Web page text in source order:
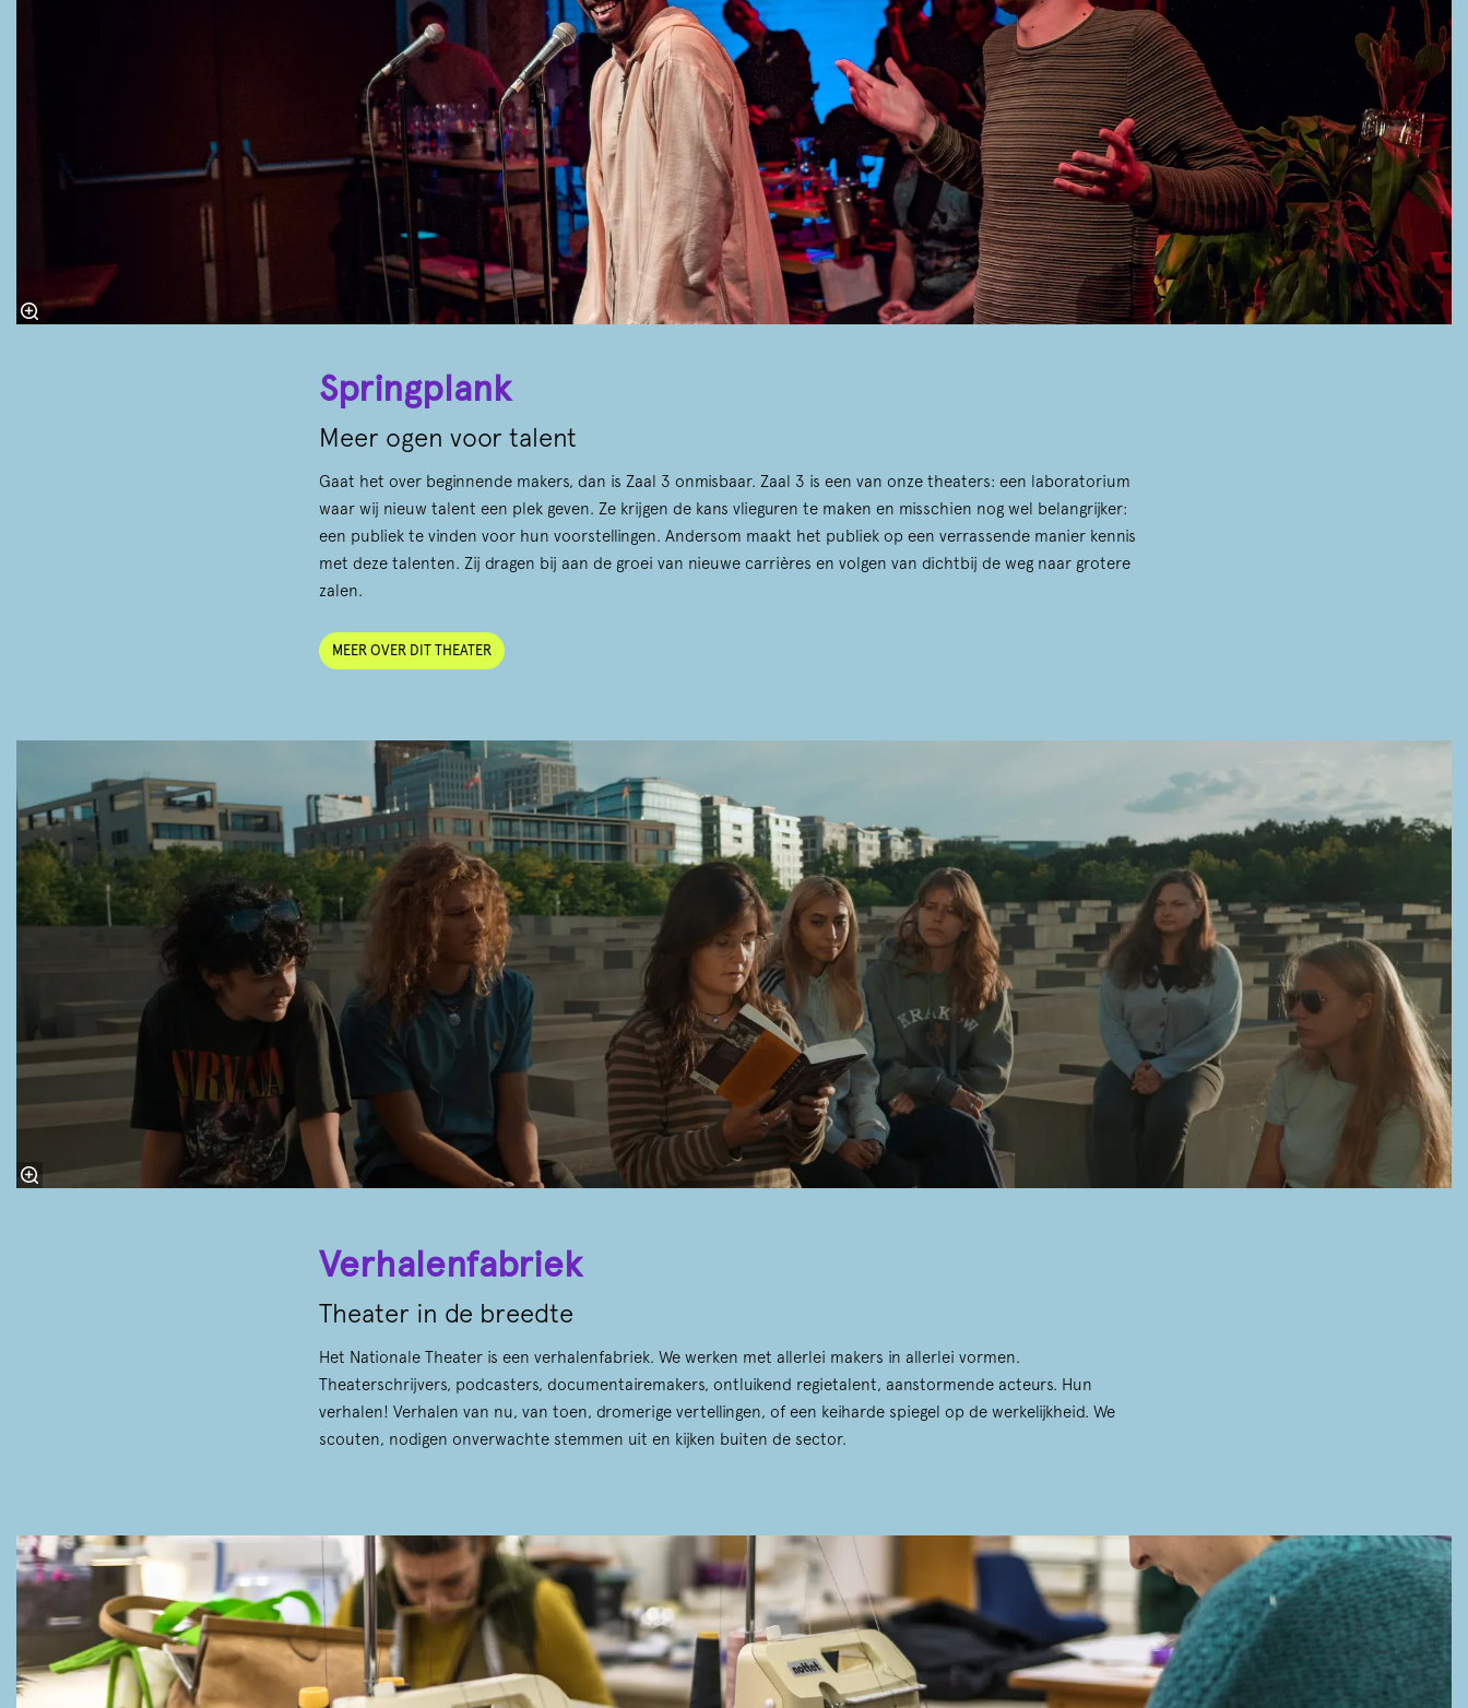
Springplank
Meer ogen voor talent
Gaat het over beginnende makers, dan is Zaal 3 onmisbaar. Zaal 3 is een van onze theaters: een laboratorium
waar wij nieuw talent een plek geven. Ze krijgen de kans vlieguren te maken en misschien nog wel belangrijker:
een publiek te vinden voor hun voorstellingen. Andersom maakt het publiek op een verrassende manier kennis
met deze talenten. Zij dragen bij aan de groei van nieuwe carrières en volgen van dichtbij de weg naar grotere
zalen.
MEER OVER DIT THEATER
Verhalenfabriek
Theater in de breedte
Het Nationale Theater is een verhalenfabriek. We werken met allerlei makers in allerlei vormen.
Theaterschrijvers, podcasters, documentairemakers, ontluikend regietalent, aanstormende acteurs. Hun
verhalen! Verhalen van nu, van toen, dromerige vertellingen, of een keiharde spiegel op de werkelijkheid. We
scouten, nodigen onverwachte stemmen uit en kijken buiten de sector.